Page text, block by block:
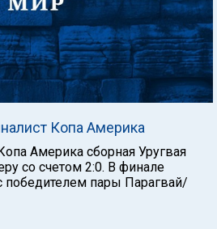
Копа Америка
Америка сборная Уругвая
со счетом 2:0. В финале
победителем пары Парагвай/